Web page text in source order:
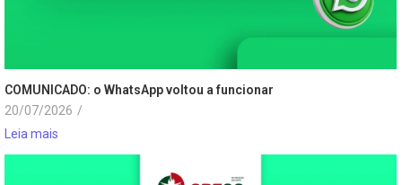
COMUNICADO: o WhatsApp voltou a funcionar
20/07/2026 /
Leia mais